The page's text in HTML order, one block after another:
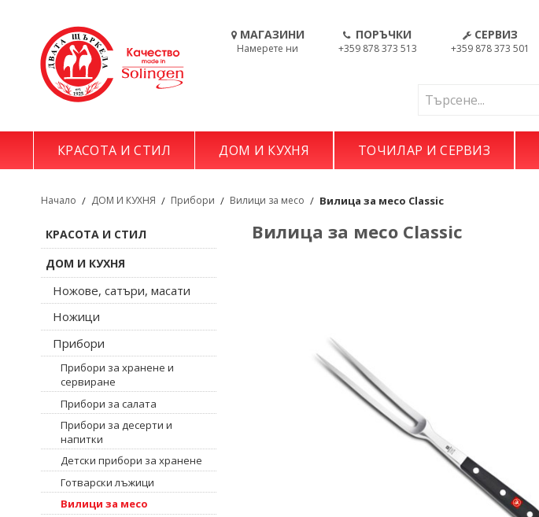
МАГАЗИНИ
Намерете ни
ПОРЪЧКИ
+359 878 373 513
СЕРВИЗ
+359 878 373 501
КРАСОТА И СТИЛ ДОМ И КУХНЯ ТОЧИЛАР И СЕРВИЗ
Начало / ДОМ И КУХНЯ / Прибори / Вилици за месо / Вилица за месо Classic
Вилица за месо Classic
КРАСОТА И СТИЛ
ДОМ И КУХНЯ
Ножове, сатъри, масати
Ножици
Прибори
Прибори за хранене и
сервиране
Прибори за салата
Прибори за десерти и
напитки
Детски прибори за хранене
Готварски лъжици
Вилици за месо